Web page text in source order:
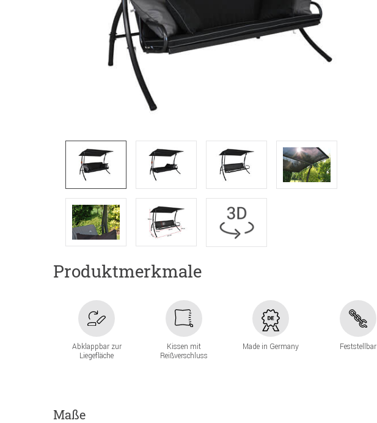
Produktmerkmale
Abklappbar zur
Liegefläche
Kissen mit
Reißverschluss
Made in Germany Feststellbar
Maße